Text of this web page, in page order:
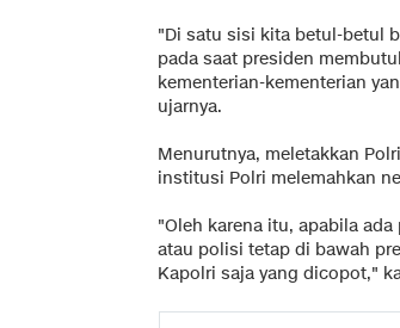
"Di satu sisi kita betul-betul
pada saat presiden
kementerian-kementerian
ujarnya.
Menurutnya, meletakkan
institusi Polri melemahkan
"Oleh karena itu, apabila
atau polisi tetap di bawah
Kapolri saja yang dicopot,"